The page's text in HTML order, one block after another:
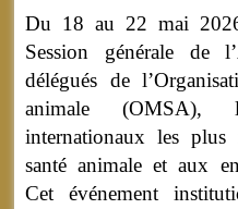
Du 18 au 22 mai
Session générale de
délégués de
animale (OMSA),
internationaux les plus
santé animale et aux
Cet événement